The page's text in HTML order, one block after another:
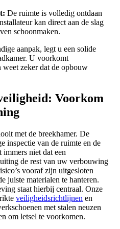
De ruimte is volledig ontdaan
kan direct aan de slag
schoonmaken.
aanpak, legt u een solide
U voorkomt
zeker dat de opbouw
Voorkom
met de breekhamer. De
inspectie van de ruimte en de
niet dat een
de rest van uw verbouwing
vooraf zijn uitgesloten
juiste materialen te hanteren.
staat hierbij centraal. Onze
veiligheidsrichtlijnen en
met stalen neuzen
om letsel te voorkomen.